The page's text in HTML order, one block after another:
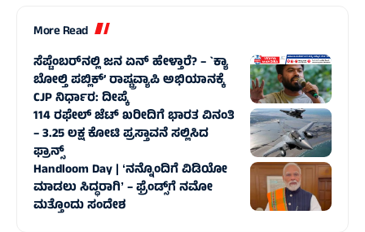
More Read
ಸೆಪ್ಟೆಂಬರ್‌ನಲ್ಲಿ ಜನ ಏನ್‌ ಹೇಳ್ತಾರೆ? – `ಕ್ಯಾ
ಬೋಲ್ತಿ ಪಬ್ಲಿಕ್’ ರಾಷ್ಟ್ರವ್ಯಾಪಿ ಅಭಿಯಾನಕ್ಕೆ
CJP ನಿರ್ಧಾರ: ದೀಪ್ಕೆ
114 ರಫೇಲ್ ಜೆಟ್‌ ಖರೀದಿಗೆ ಭಾರತ ವಿನಂತಿ
– 3.25 ಲಕ್ಷ ಕೋಟಿ ಪ್ರಸ್ತಾವನೆ ಸಲ್ಲಿಸಿದ
ಫ್ರಾನ್ಸ್‌
Handloom Day | ʻನನ್ನೊಂದಿಗೆ ವಿಡಿಯೋ
ಮಾಡಲು ಸಿದ್ಧರಾಗಿʼ – ಫ್ರೆಂಡ್ಸ್‌ಗೆ ನಮೋ
ಮತ್ತೊಂದು ಸಂದೇಶ